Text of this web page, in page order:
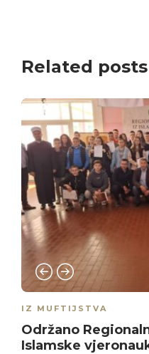
Related posts
IZ MUFTIJSTVA
Održano
Islamske